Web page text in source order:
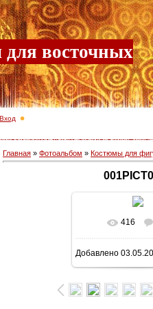
восточных
Вход
Главная » Фотоальбом » Костюмы для
В
768x1040/
416
Добавлено